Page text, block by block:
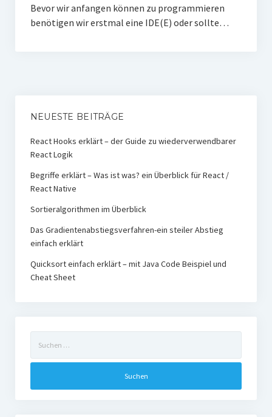
Bevor wir anfangen können zu programmieren
benötigen wir erstmal eine IDE(E) oder sollte…
NEUESTE BEITRÄGE
React Hooks erklärt – der Guide zu wiederverwendbarer
React Logik
Begriffe erklärt – Was ist was? ein Überblick für React /
React Native
Sortieralgorithmen im Überblick
Das Gradientenabstiegsverfahren-ein steiler Abstieg
einfach erklärt
Quicksort einfach erklärt – mit Java Code Beispiel und
Cheat Sheet
nach: